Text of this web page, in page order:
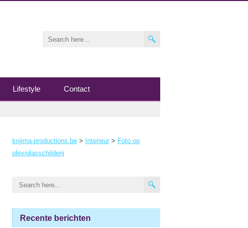
Lifestyle Contact
kojima-productions.be > Interieur > Foto op
plexiglasschilderij
Recente berichten